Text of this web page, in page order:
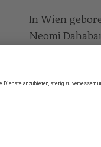
In Wien
Neomi
wuchs Timna
der